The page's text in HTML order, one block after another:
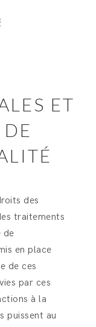
ET
des
traitements
de
en place
de ces
par ces
à la
puissent au